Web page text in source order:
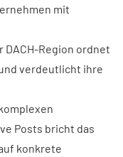
mit
Region ordnet
verdeutlicht ihre
Posts bricht das
konkrete